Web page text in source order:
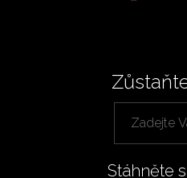
Stáhněte